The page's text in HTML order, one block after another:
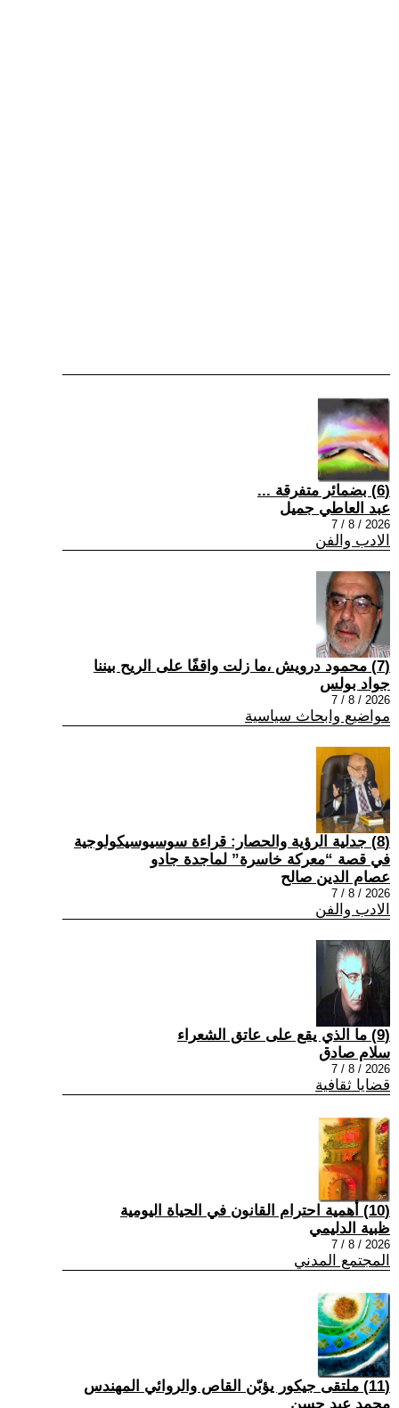
(6) بضمائر متفرقة ...
عبد العاطي جميل
2026 / 8 / 7
الادب والفن
(7) محمود درويش ،ما زلت واقفًا على الريح بيننا
جواد بولس
2026 / 8 / 7
مواضيع وابحاث سياسية
(8) جدلية الرؤية والحصار: قراءة سوسيوسيكولوجية
في قصة “معركة خاسرة” لماجدة جادو
عصام الدين صالح
2026 / 8 / 7
الادب والفن
(9) ما الذي يقع على عاتق الشعراء
سلام صادق
2026 / 8 / 7
قضايا ثقافية
(10) أهمية احترام القانون في الحياة اليومية
ظبية الدليمي
2026 / 8 / 7
المجتمع المدني
(11) ملتقى جيكور يؤبّن القاص والروائي المهندس
محمد عبد حسن